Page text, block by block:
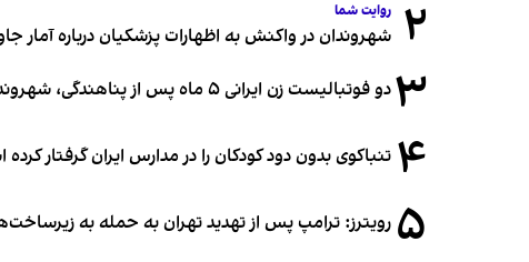
۲ روایت شما
شهروندان در واکنش به اظهارات پزشکیان درباره آمار
۳دو فوتبالیست زن ایرانی ۵ ماه پس از پناهندگی، شهروند استرالیا شدند
۴ تنباکوی بدون دود کودکان را در مدارس ایران گرفتار
۵ رویترز: ترامپ پس از تهدید تهران به حمله به